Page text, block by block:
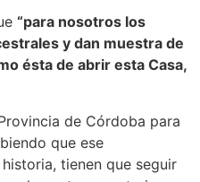
“para nosotros los
y dan muestra de
ésta de abrir esta Casa,
de Córdoba para
que ese
tienen que seguir